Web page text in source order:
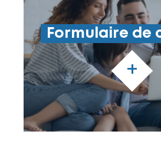
Formulaire de
+